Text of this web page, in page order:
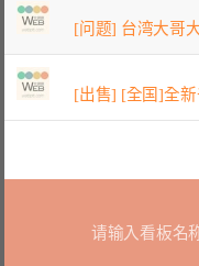
[问题] 台湾大哥
[出售] [全国]全
请输入看板名